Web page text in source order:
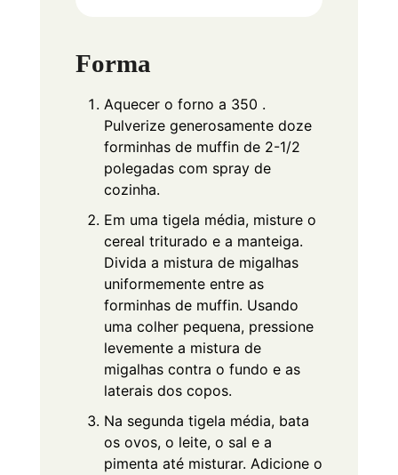
Forma
Aquecer o forno a 350 .
Pulverize generosamente doze
forminhas de muffin de 2-1/2
polegadas com spray de
cozinha.
Em uma tigela média, misture o
cereal triturado e a manteiga.
Divida a mistura de migalhas
uniformemente entre as
forminhas de muffin. Usando
uma colher pequena, pressione
levemente a mistura de
migalhas contra o fundo e as
laterais dos copos.
Na segunda tigela média, bata
os ovos, o leite, o sal e a
pimenta até misturar. Adicione o